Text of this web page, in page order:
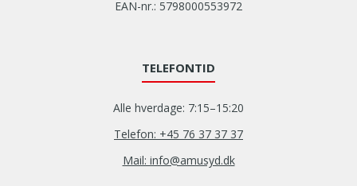
EAN-nr.: 5798000553972
TELEFONTID
Alle hverdage: 7:15–15:20
Telefon: +45 76 37 37 37
Mail: info@amusyd.dk